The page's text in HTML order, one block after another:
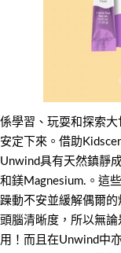
係學習、玩耍和探索
安定下來。借助
Unwind具有天然鎮靜
和鎂Magnesium.。這
躁動不安並緩解偶爾
頭腦清晰度，所以無
用！而且在Unwind中